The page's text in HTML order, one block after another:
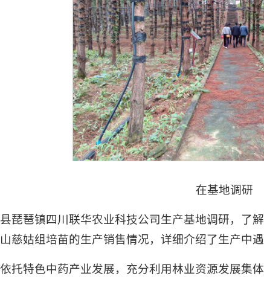
在基地调研
琵琶镇四川联华农业科技公司生产基地调研，了
慈姑组培苗的生产销售情况，详细介绍了生产中
托特色中药产业发展，充分利用林业资源发展集